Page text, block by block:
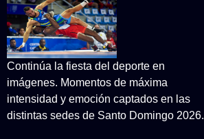
Continúa la fiesta del deporte en
imágenes. Momentos de máxima
intensidad y emoción captados en las
distintas sedes de Santo Domingo 2026.